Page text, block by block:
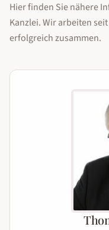
Hier finden Sie nähere
Kanzlei. Wir arbeiten
erfolgreich zusammen.